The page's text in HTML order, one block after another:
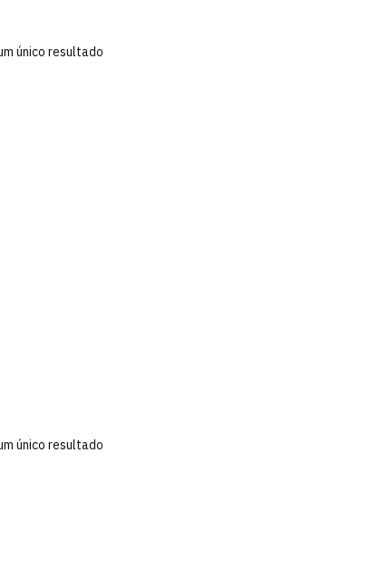
único resultado
único resultado